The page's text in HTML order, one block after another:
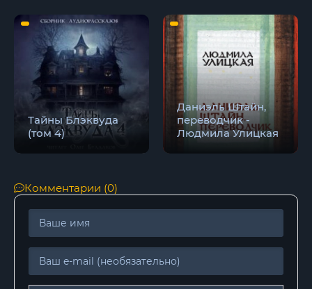
Тайны Блэквуда
(том 4)
Даниэль Штайн,
переводчик -
Людмила Улицкая
Комментарии (0)